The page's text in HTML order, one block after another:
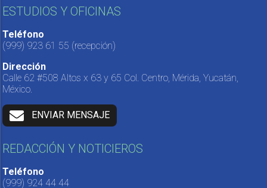
ESTUDIOS Y OFICINAS
Teléfono
(999) 923 61 55 (recepción)
Dirección
Calle 62 #508 Altos x 63 y 65 Col. Centro, Mérida, Yucatán,
México.
ENVIAR MENSAJE
REDACCIÓN Y NOTICIEROS
Teléfono
(999) 924 44 44